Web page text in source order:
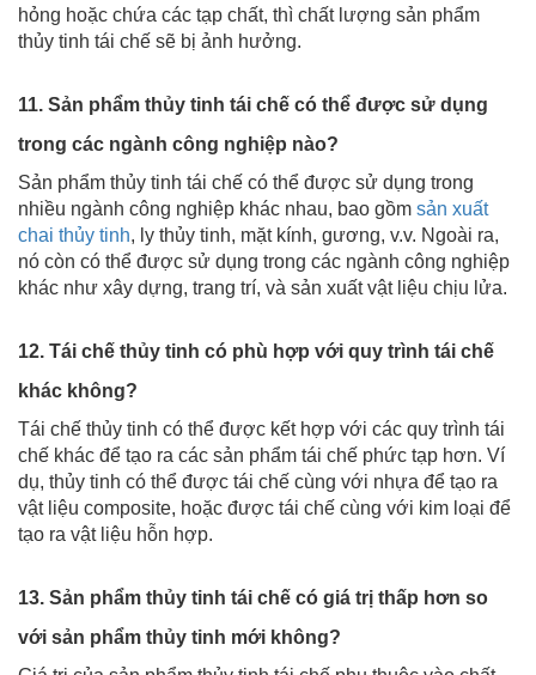
hỏng hoặc chứa các tạp chất, thì chất lượng sản phẩm
thủy tinh tái chế sẽ bị ảnh hưởng.
11. Sản phẩm thủy tinh tái chế có thể được sử dụng
trong các ngành công nghiệp nào?
Sản phẩm thủy tinh tái chế có thể được sử dụng trong
nhiều ngành công nghiệp khác nhau, bao gồm sản xuất
chai thủy tinh, ly thủy tinh, mặt kính, gương, v.v. Ngoài ra,
nó còn có thể được sử dụng trong các ngành công nghiệp
khác như xây dựng, trang trí, và sản xuất vật liệu chịu lửa.
12. Tái chế thủy tinh có phù hợp với quy trình tái chế
khác không?
Tái chế thủy tinh có thể được kết hợp với các quy trình tái
chế khác để tạo ra các sản phẩm tái chế phức tạp hơn. Ví
dụ, thủy tinh có thể được tái chế cùng với nhựa để tạo ra
vật liệu composite, hoặc được tái chế cùng với kim loại để
tạo ra vật liệu hỗn hợp.
13. Sản phẩm thủy tinh tái chế có giá trị thấp hơn so
với sản phẩm thủy tinh mới không?